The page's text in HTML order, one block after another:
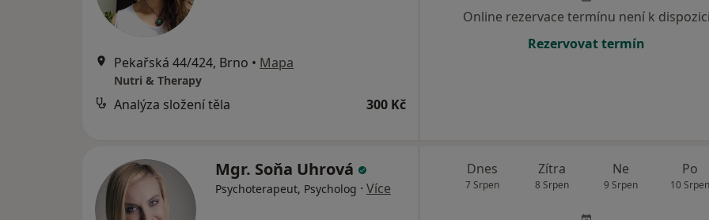
Pekařská 44/424, Brno • Mapa
Nutri & Therapy
Analýza složení těla 300 Kč
Online rezervace termínu není k dispozici
Rezervovat termín
Mgr. Soňa Uhrová
Psychoterapeut, Psycholog · Více
Dnes
7 Srpen
Zítra
8 Srpen
Ne
9 Srpen
Po
10 Srpen